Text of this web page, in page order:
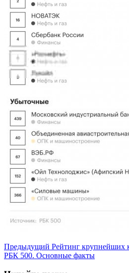
Предыдущий Рейтинг крупнейших
РБК 500. Основные факты